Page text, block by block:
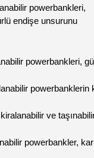
powerbankleri,
endişe unsurunu
powerbankleri,
powerbanklerin
ve
powerbankler,